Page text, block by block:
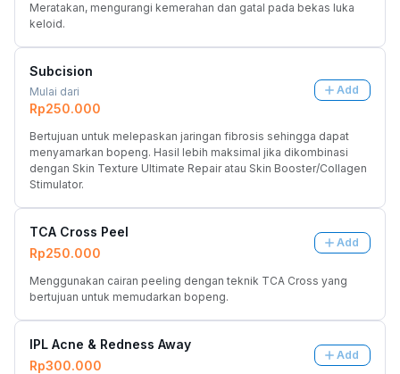
Meratakan, mengurangi kemerahan dan gatal pada bekas luka
keloid.
Subcision
Mulai dari
Rp250.000
Add
Bertujuan untuk melepaskan jaringan fibrosis sehingga dapat
menyamarkan bopeng. Hasil lebih maksimal jika dikombinasi
dengan Skin Texture Ultimate Repair atau Skin Booster/Collagen
Stimulator.
TCA Cross Peel
Rp250.000
Add
Menggunakan cairan peeling dengan teknik TCA Cross yang
bertujuan untuk memudarkan bopeng.
IPL Acne & Redness Away
Rp300.000
Add